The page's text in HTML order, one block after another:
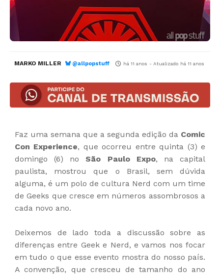
MARKO MILLER @allpopstuff há 11 anos - Atualizado há 11 anos
Faz uma semana que a segunda edição da Comic
Con Experience, que ocorreu entre quinta (3) e
domingo (6) noSão Paulo Expo, na capital
paulista, mostrou que o Brasil, sem dúvida
alguma, é um polo de cultura Nerd com um time
de Geeks que cresce em números assombrosos a
cada novo ano.
Deixemos de lado toda a discussão sobre as
diferenças entre Geek e Nerd, e vamos nos focar
em tudo o que esse evento mostra do nosso país.
A convenção, que cresceu de tamanho do ano